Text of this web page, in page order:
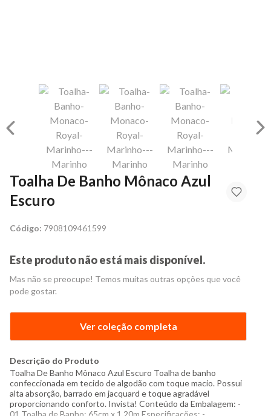
Toalha De Banho Mônaco Azul
Escuro
Código: 7908109461599
Este produto não está mais disponível.
Mas não se preocupe! Temos muitas outras opções que você
pode gostar.
Ver coleção completa
Descrição do Produto
Toalha De Banho Mônaco Azul Escuro Toalha de banho
confeccionada em tecido de algodão com toque macio. Possui
alta absorção, barrado em jacquard e toque agradável
proporcionando conforto. Invista! Conteúdo da Embalagem: -
01 Toalha de Banho: 65cm x 1,20m Especificações: -